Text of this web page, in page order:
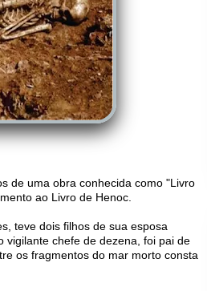
de uma obra conhecida como "Livro
ao Livro de Henoc.
teve dois filhos de sua esposa
vigilante chefe de dezena, foi pai de
os fragmentos do mar morto constam